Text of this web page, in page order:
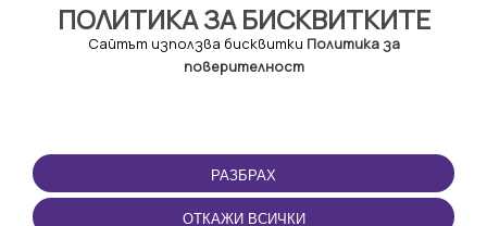
ПОЛИТИКА ЗА БИСКВИТКИТЕ
Сайтът използва бисквитки Политика за
поверителност
РАЗБРАХ
ОТКАЖИ ВСИЧКИ
ПОЛЗВАНЕ
Правила и условия за
ползване
ПРИЛОЖЕНИЕТО